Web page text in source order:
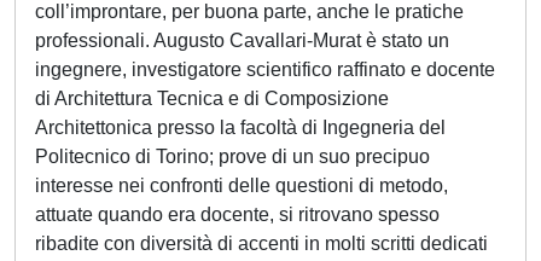
coll’improntare, per buona parte, anche le pratiche
professionali. Augusto Cavallari-Murat è stato un
ingegnere, investigatore scientifico raffinato e docente
di Architettura Tecnica e di Composizione
Architettonica presso la facoltà di Ingegneria del
Politecnico di Torino; prove di un suo precipuo
interesse nei confronti delle questioni di metodo,
attuate quando era docente, si ritrovano spesso
ribadite con diversità di accenti in molti scritti dedicati